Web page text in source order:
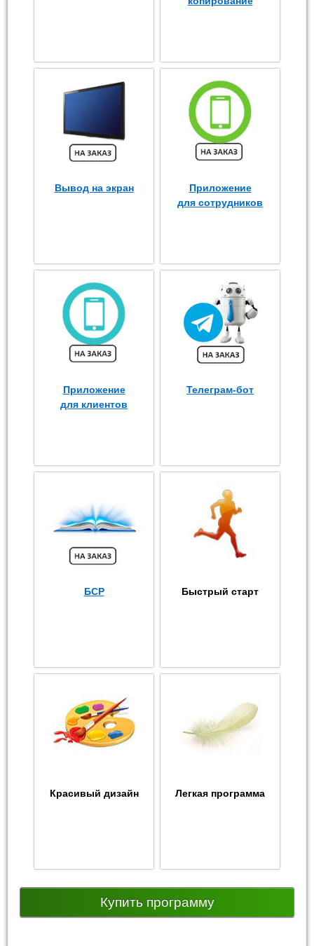
Вывод на экран
Приложение
для сотрудников
Приложение
для клиентов
Телеграм-бот
БСР Быстрый старт
Красивый дизайн Легкая программа
Купить программу